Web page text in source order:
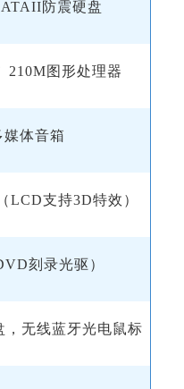
防震硬盘
图形处理器
体音箱
LCD支持3D特效）
刻录光驱）
，无线蓝牙光电鼠标